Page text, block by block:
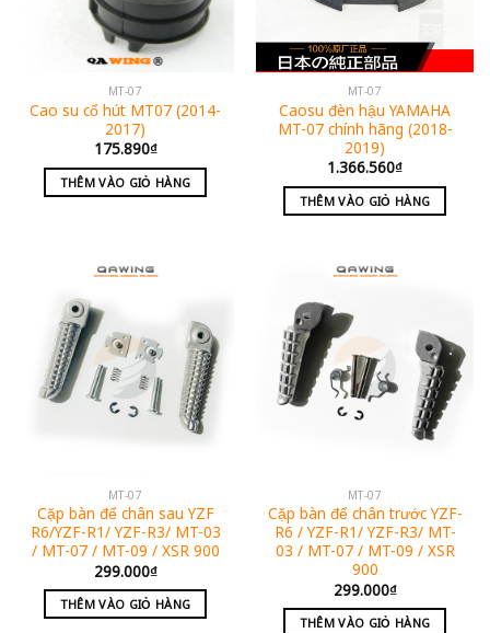
MT-07
Cao su cổ hút MT07 (2014-
2017)
175.890₫
THÊM VÀO GIỎ HÀNG
MT-07
Caosu đèn hậu YAMAHA
MT-07 chính hãng (2018-
2019)
1.366.560₫
THÊM VÀO GIỎ HÀNG
MT-07
Cặp bàn để chân sau YZF
R6/YZF-R1/ YZF-R3/ MT-03
/ MT-07 / MT-09 / XSR 900
299.000₫
THÊM VÀO GIỎ HÀNG
MT-07
Cặp bàn để chân trước YZF-
R6 / YZF-R1/ YZF-R3/ MT-
03 / MT-07 / MT-09 / XSR
900
299.000₫
THÊM VÀO GIỎ HÀNG